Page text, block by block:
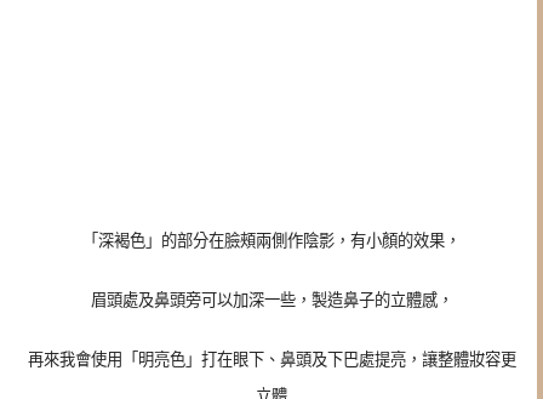
「深褐色」的部分在臉頰兩側作陰影，有小顏的效果，
眉頭處及鼻頭旁可以加深一些，製造鼻子的立體感，
再來我會使用「明亮色」打在眼下、鼻頭及下巴處提亮，讓整體妝容更